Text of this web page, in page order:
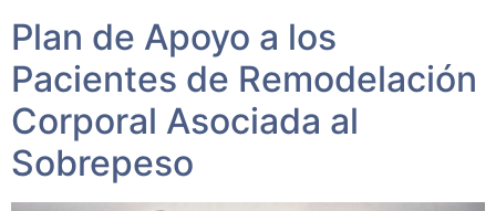
Plan de Apoyo a los
Pacientes de Remodelación
Corporal Asociada al
Sobrepeso